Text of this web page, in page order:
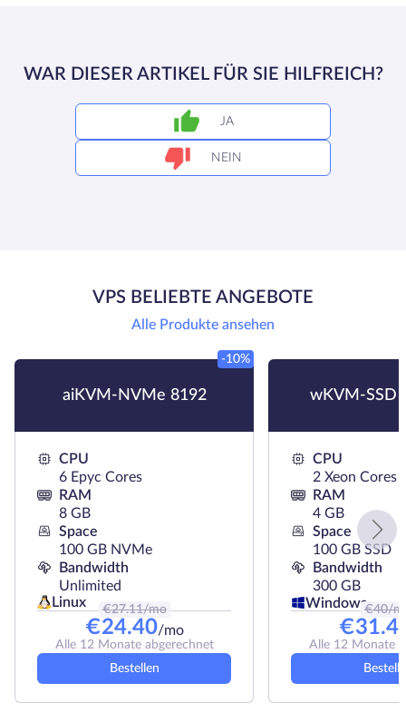
WAR DIESER ARTIKEL FÜR SIE HILFREICH?
JA
NEIN
VPS BELIEBTE ANGEBOTE
Alle Produkte ansehen
aiKVM-NVMe 8192
-10%
CPU
6 Epyc Cores
RAM
8 GB
Space
100 GB NVMe
Bandwidth
Unlimited
Linux
€27.11/mo
€24.40/mo
Alle 12 Monate abgerechnet
Bestellen
wKVM-SSD
CPU
2 Xeon Cores
RAM
4 GB
Space
100 GB SSD
Bandwidth
300 GB
Windows€40/
€
Alle 12 Monate